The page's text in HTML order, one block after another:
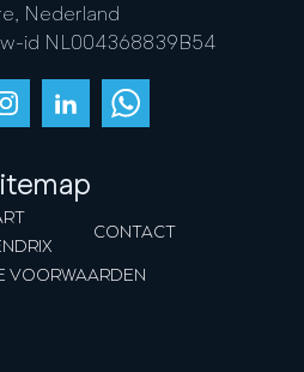
Nederland
id NL004368839B54
CONTACT
VOORWAARDEN